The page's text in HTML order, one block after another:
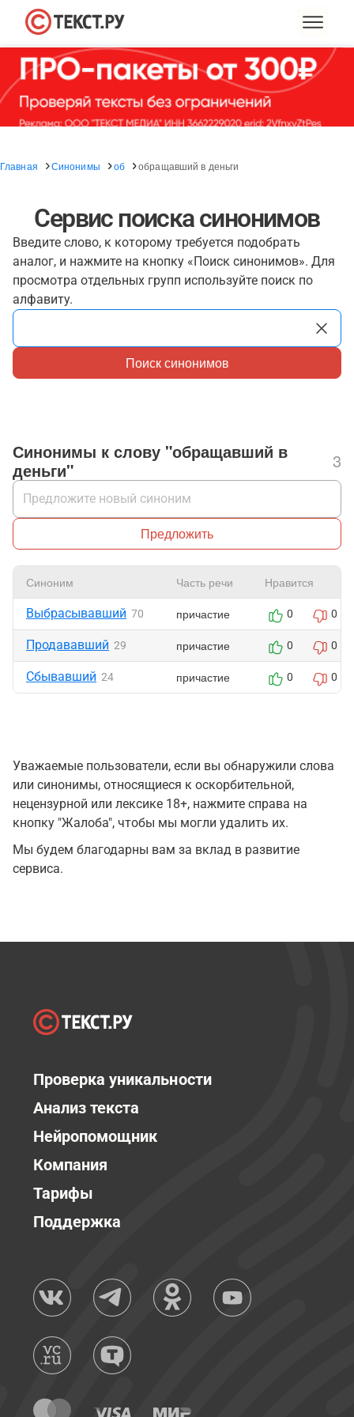
Главная Синонимы об обращавший в деньги
Сервис поиска синонимов
Введите слово, к которому требуется подобрать
аналог, и нажмите на кнопку «Поиск синонимов». Для
просмотра отдельных групп используйте поиск по
алфавиту.
Поиск синонимов
Синонимы к слову "обращавший в
деньги"
3
Предложить
Синоним Часть речи Нравится
Выбрасывавший 70 причастие 0 0
Продававший 29 причастие 0 0
Сбывавший 24 причастие 0 0
Уважаемые пользователи, если вы обнаружили слова
или синонимы, относящиеся к оскорбительной,
нецензурной или лексике 18+, нажмите справа на
кнопку "Жалоба", чтобы мы могли удалить их.
Мы будем благодарны вам за вклад в развитие
сервиса.
Проверка уникальности
Анализ текста
Нейропомощник
Компания
Тарифы
Поддержка